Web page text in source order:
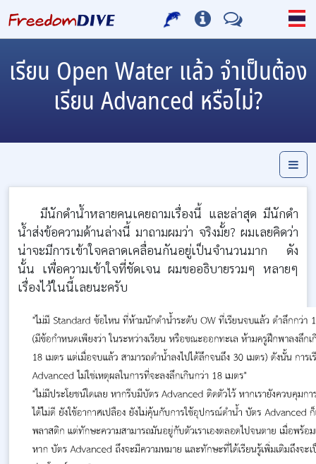
เรียน Open Water แล้ว จำเป็นต้อง
เรียน Advanced หรือไม่?
มีนักดำน้ำหลายคนเคยถามเรื่องนี้ และล่าสุด มีนักดำ
น้ำส่งข้อความด้านล่างนี้ มาถามผมว่า จริงมั้ย? ผมเลยคิดว่า
น่าจะมีการเข้าใจคลาดเคลื่อนกันอยู่เป็นจำนวนมาก ดัง
นั้น เพื่อความเข้าใจที่ชัดเจน ผมขออธิบายรวมๆ หลายๆ
เรื่องไว้ในนี้เลยนะครับ